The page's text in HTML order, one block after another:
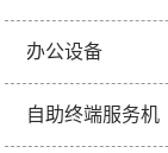
办公设备
自助终端服务机